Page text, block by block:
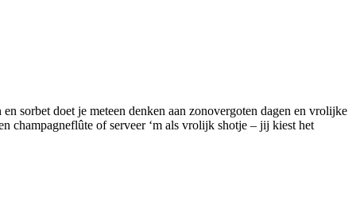
sorbet doet je meteen denken aan zonovergoten dagen en vrolijke
champagneflûte of serveer ‘m als vrolijk shotje – jij kiest het